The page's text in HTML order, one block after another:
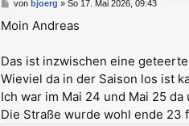
B
i
a
g
von bjoerg » So 17. Mai 2026, 09:43
Moin Andreas
Das ist inzwischen eine
Wieviel da in der Saison los ist
Ich war im Mai 24 und Mai 25
Die Straße wurde wohl ende 23